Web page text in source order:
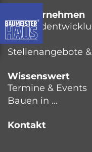
Baunternehmen
Team
Stellenangebote
Wissenswert
Termine & Events
Bauen in …
Kontakt